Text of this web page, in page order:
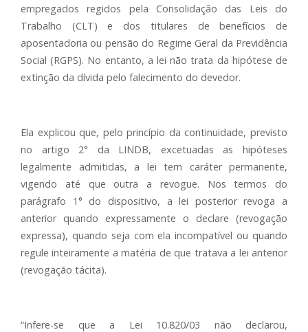
empregados regidos pela Consolidação das Leis do
Trabalho (CLT) e dos titulares de benefícios de
aposentadoria ou pensão do Regime Geral da Previdência
Social (RGPS). No entanto, a lei não trata da hipótese de
extinção da dívida pelo falecimento do devedor.
Ela explicou que, pelo princípio da continuidade, previsto
no artigo 2° da LINDB, excetuadas as hipóteses
legalmente admitidas, a lei tem caráter permanente,
vigendo até que outra a revogue. Nos termos do
parágrafo 1° do dispositivo, a lei posterior revoga a
anterior quando expressamente o declare (revogação
expressa), quando seja com ela incompatível ou quando
regule inteiramente a matéria de que tratava a lei anterior
(revogação tácita).
“Infere-se que a Lei 10.820/03 não declarou,